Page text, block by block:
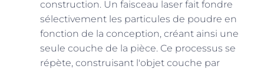
construction. Un faisceau laser fait fondre
sélectivement les particules de poudre en
fonction de la conception, créant ainsi une
seule couche de la pièce. Ce processus se
répète, construisant l'objet couche par